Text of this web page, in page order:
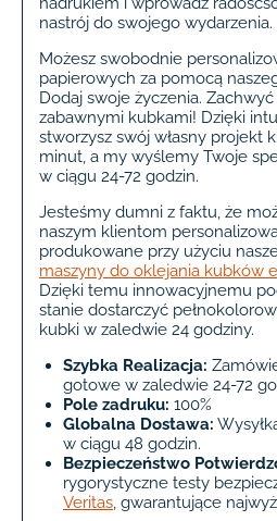
nastrój do swojego wydarzenia.
Możesz swobodnie
papierowych za pomocą
Dodaj swoje życzenia.
zabawnymi kubkami! Dzięki
stworzysz swój własny projekt
minut, a my wyślemy Twoje
w ciągu 24-72 godzin.
Jesteśmy dumni z faktu, że
naszym klientom
produkowane przy użyciu
maszyny do oklejania kubków
Dzięki temu innowacyjnemu
stanie dostarczyć
kubki w zaledwie 24 godziny.
Szybka Realizacja:
gotowe w zaledwie 24-72
Pole zadruku: 100%
Globalna Dostawa:
w ciągu 48 godzin.
Bezpieczeństwo
rygorystyczne testy
Veritas, gwarantujące